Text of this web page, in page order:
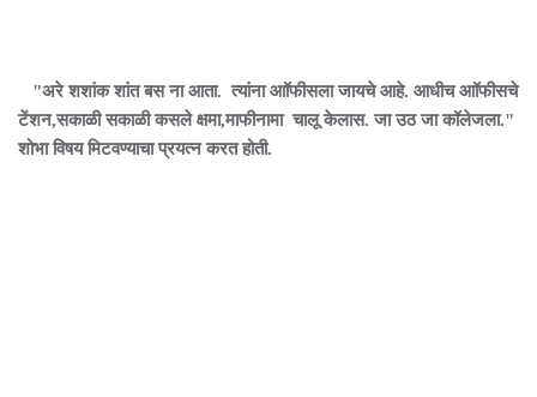
"अरे शशांक शांत बस ना आता. त्यांना आॉफीसला जायचे आहे. आधीच आॉफीसचे
टेंशन,सकाळी सकाळी कसले क्षमा,माफीनामा चालू केलास. जा उठ जा कॉलेजला."
शोभा विषय मिटवण्याचा प्रयत्न करत होती.